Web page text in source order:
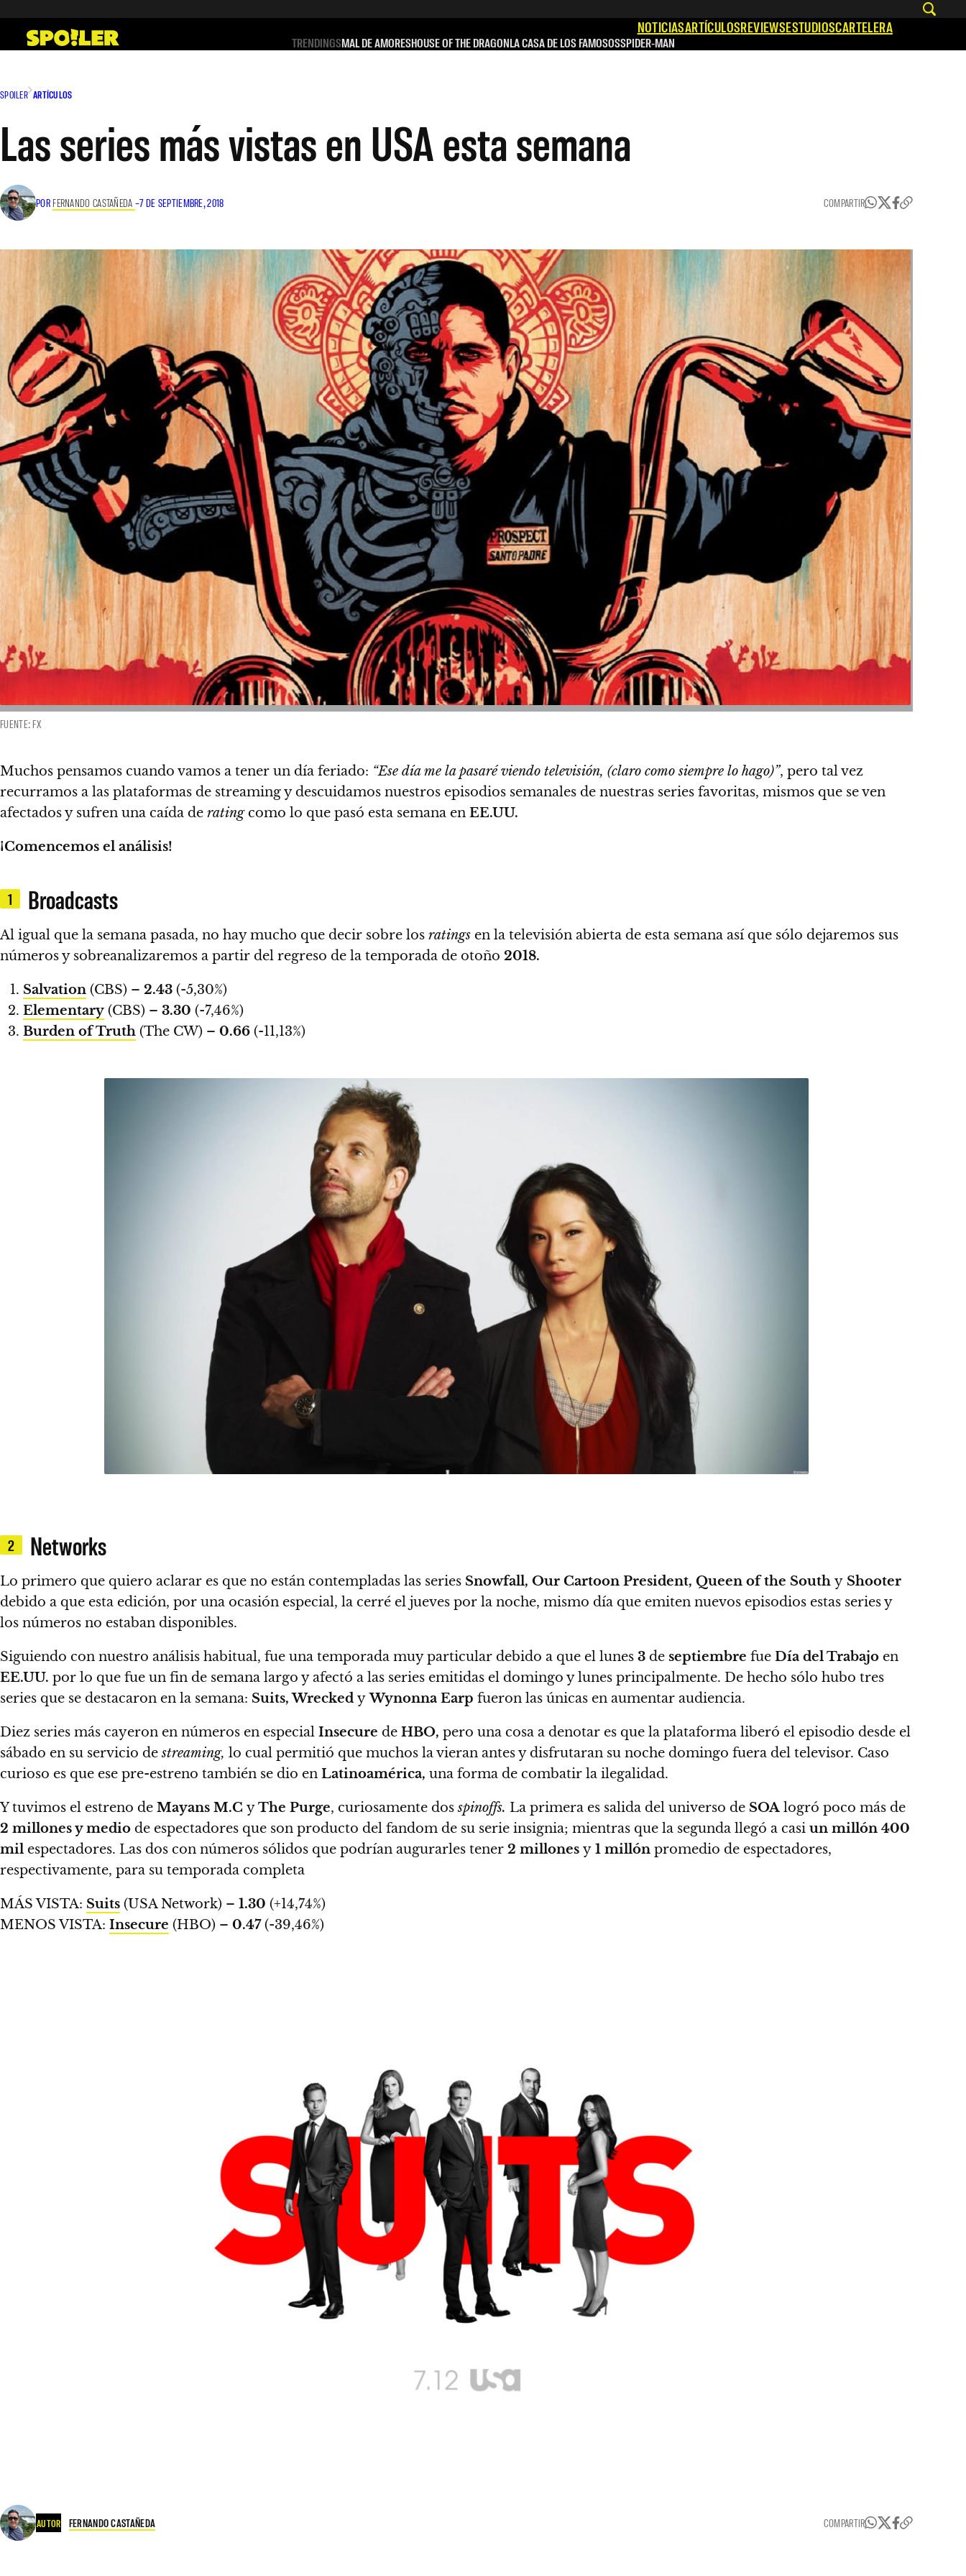
contenido
NOTICIASARTÍCULOSREVIEWSESTUDIOSCARTELERA
TRENDINGSMAL DE AMORESHOUSE OF THE DRAGONLA CASA DE LOS FAMOSOSSPIDER-MAN
SPOILER ARTÍCULOS
Las series más vistas en USA esta semana
POR FERNANDO CASTAÑEDA –7 DE SEPTIEMBRE, 2018 COMPARTIR
FUENTE: FX
Muchos pensamos cuando vamos a tener un día feriado: “Ese día me la pasaré viendo televisión, (claro como siempre lo hago)”, pero tal vez
recurramos a las plataformas de streaming y descuidamos nuestros episodios semanales de nuestras series favoritas, mismos que se ven
afectados y sufren una caída de ratingcomo lo que pasó esta semana en EE.UU.
¡Comencemos el análisis!
1 Broadcasts
Al igual que la semana pasada, no hay mucho que decir sobre los ratings en la televisión abierta de esta semana así que sólo dejaremos sus
númerosy sobreanalizaremos a partir del regreso de la temporada de otoño 2018.
Salvation (CBS) – 2.43 (-5,30%)
Elementary (CBS) – 3.30 (-7,46%)
Burden of Truth (The CW) – 0.66 (-11,13%)
2 Networks
Lo primero que quiero aclarar es que no están contempladas las series Snowfall, Our Cartoon President, Queen of the South y Shooter
debido a que esta edición, por una ocasión especial, la cerré el jueves por la noche, mismo día que emiten nuevos episodios estas series y
los números no estaban disponibles.
Siguiendo con nuestro análisis habitual, fue una temporada muy particular debido a que el lunes 3 de septiembre fue Día del Trabajo en
EE.UU. por lo que fue un fin de semana largo y afectó a las series emitidas el domingo y lunes principalmente. De hecho sólo hubo tres
series que se destacaron en la semana: Suits, Wrecked yWynonna Earp fueron las únicas en aumentar audiencia.
Diez series más cayeron en números en especial Insecure de HBO, pero una cosa a denotar es que la plataforma liberó el episodio desde el
sábado en su servicio destreaming, lo cual permitió que muchos la vieran antes y disfrutaran su noche domingo fuera del televisor. Caso
curioso es que ese pre-estreno también se dio en Latinoamérica, una forma de combatir la ilegalidad.
Y tuvimos el estreno de Mayans M.C yThe Purge, curiosamente dosspinoffs. La primera es salida del universo de SOA logró poco más de
2 millones y medio de espectadores que son producto del fandom de su serie insignia; mientras que la segunda llegó a casi un millón 400
mil espectadores. Las dos con números sólidos que podrían augurarles tener 2 millones y 1 millón promedio de espectadores,
respectivamente, para su temporada completa
MÁS VISTA: Suits (USA Network) – 1.30 (+14,74%)
MENOS VISTA: Insecure (HBO) – 0.47(-39,46%)
AUTOR FERNANDO CASTAÑEDA COMPARTIR